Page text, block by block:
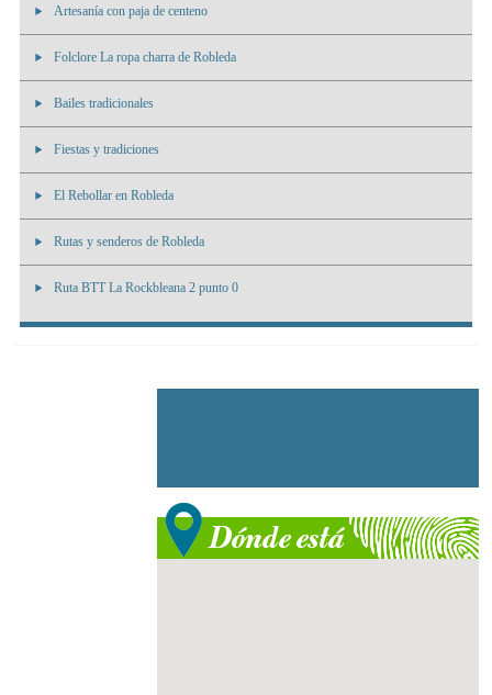
Artesanía con paja de centeno
Folclore La ropa charra de Robleda
Bailes tradicionales
Fiestas y tradiciones
El Rebollar en Robleda
Rutas y senderos de Robleda
Ruta BTT La Rockbleana 2 punto 0